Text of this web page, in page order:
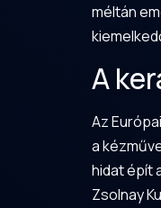
méltán
A
Az
a
hidat épít
Zsolnay